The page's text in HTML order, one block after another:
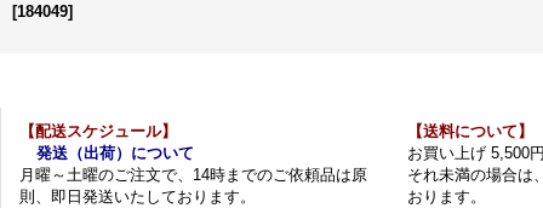
[184049]
【配送スケジュール】
発送（出荷）について
月曜～土曜のご注文で、14時までのご依頼品は原
則、即日発送いたしております。
【送料について】
お買い上げ 5,500
それ未満の場合は
おります。